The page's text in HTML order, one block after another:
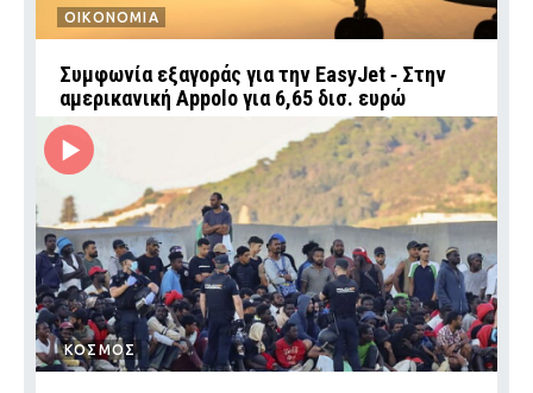
ΟΙΚΟΝΟΜΙΑ
Συμφωνία εξαγοράς για την EasyJet ‑ Στην
αμερικανική Appolo για 6,65 δισ. ευρώ
ΚΟΣΜΟΣ